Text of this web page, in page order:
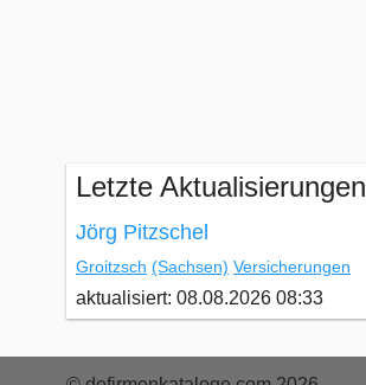
Letzte Aktualisierungen
Jörg Pitzschel
Groitzsch (Sachsen) Versicherungen
aktualisiert: 08.08.2026 08:33